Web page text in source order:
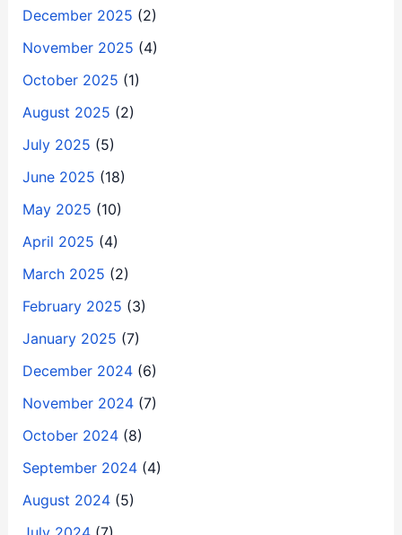
December 2025 (2)
November 2025 (4)
October 2025 (1)
August 2025 (2)
July 2025 (5)
June 2025 (18)
May 2025 (10)
April 2025 (4)
March 2025 (2)
February 2025 (3)
January 2025 (7)
December 2024(6)
November 2024(7)
October 2024(8)
September 2024(4)
August 2024(5)